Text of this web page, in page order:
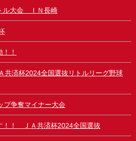
ル大会 ＩＮ長崎
！
共済杯2024全国選抜リトルリーグ野球
プ争奪マイナー大会
！！ ＪＡ共済杯2024全国選抜